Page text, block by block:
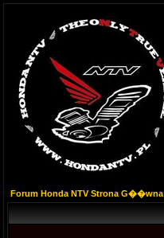
Forum Honda NTV Strona G��wna